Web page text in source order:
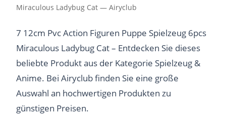
Miraculous Ladybug Cat — Airyclub
7 12cm Pvc Action Figuren Puppe Spielzeug 6pcs
Miraculous Ladybug Cat – Entdecken Sie dieses
beliebte Produkt aus der Kategorie Spielzeug &
Anime. Bei Airyclub finden Sie eine große
Auswahl an hochwertigen Produkten zu
günstigen Preisen.